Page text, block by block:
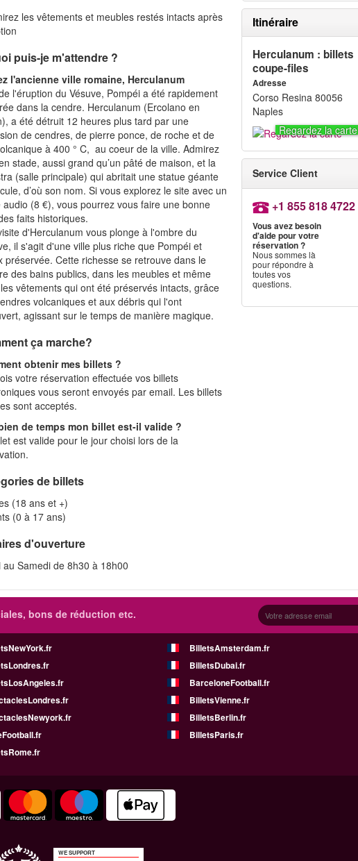
les vêtements et meubles restés intacts après
puis-je m'attendre ?
l'ancienne ville romaine, Herculanum
l'éruption du Vésuve, Pompéi a été rapidement
dans la cendre. Herculanum (Ercolano en
a été détruit 12 heures plus tard par une
de cendres, de pierre ponce, de roche et de
à 400 ° C, au coeur de la ville. Admirez
stade, aussi grand qu’un pâté de maison, et la
(salle principale) qui abritait une statue géante
d’où son nom. Si vous explorez le site avec un
audio (8 €), vous pourrez vous faire une bonne
faits historiques.
d'Herculanum vous plonge à l'ombre du
il s'agit d'une ville plus riche que Pompéi et
préservée. Cette richesse se retrouve dans le
des bains publics, dans les meubles et même
vêtements qui ont été préservés intacts, grâce
volcaniques et aux débris qui l'ont
agissant sur le temps de manière magique.
ça marche?
obtenir mes billets ?
votre réservation effectuée vos billets
vous seront envoyés par email. Les billets
sont acceptés.
de temps mon billet est-il valide ?
est valide pour le jour choisi lors de la
de billets
(18 ans et +)
(0 à 17 ans)
d'ouverture
au Samedi de 8h30 à 18h00
Itinéraire
Herculanum : billets
coupe-files
Adresse
Corso Resina 80056
Naples
Regardez la carte
Service Client
+1 855 818 4722
Vous avez besoin
d'aide pour votre
réservation ?
Nous sommes là
pour répondre à
toutes vos
questions.
bons de réduction etc.
BilletsAmsterdam.fr
BilletsDubai.fr
BarceloneFootball.fr
BilletsVienne.fr
BilletsBerlin.fr
BilletsParis.fr
WE SUPPORT